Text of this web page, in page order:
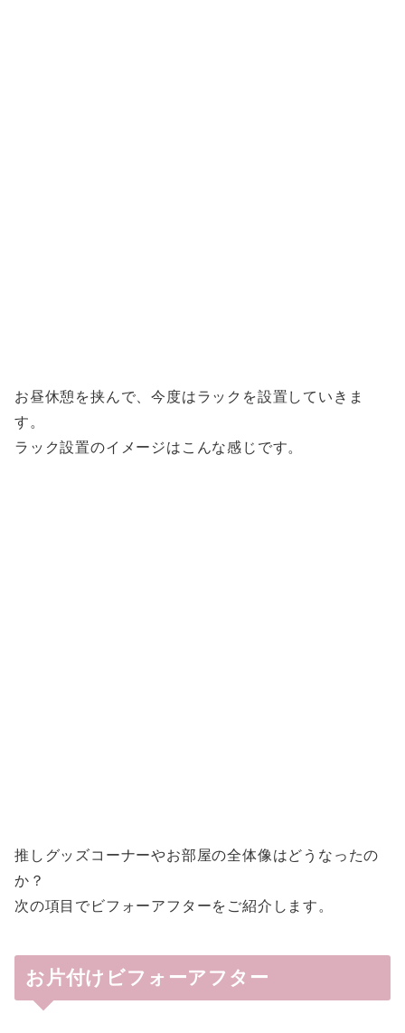
お昼休憩を挟んで、今度はラックを設置していきま
す。
ラック設置のイメージはこんな感じです。
推しグッズコーナーやお部屋の全体像はどうなったの
か？
次の項目でビフォーアフターをご紹介します。
お片付けビフォーアフター